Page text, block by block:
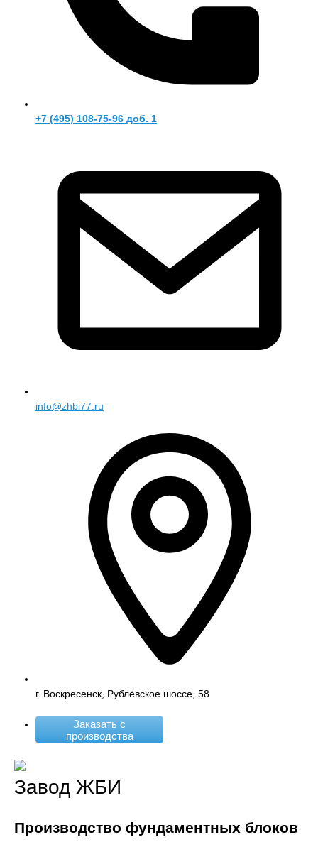
+7 (495) 108-75-96 доб. 1
info@zhbi77.ru
г. Воскресенск, Рублёвское шоссе, 58
Заказать с
производства
Завод ЖБИ
Производство фундаментных блоков